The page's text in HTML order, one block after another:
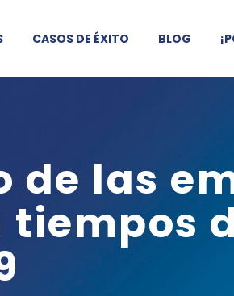
CASOS DE ÉXITO BLOG
de las